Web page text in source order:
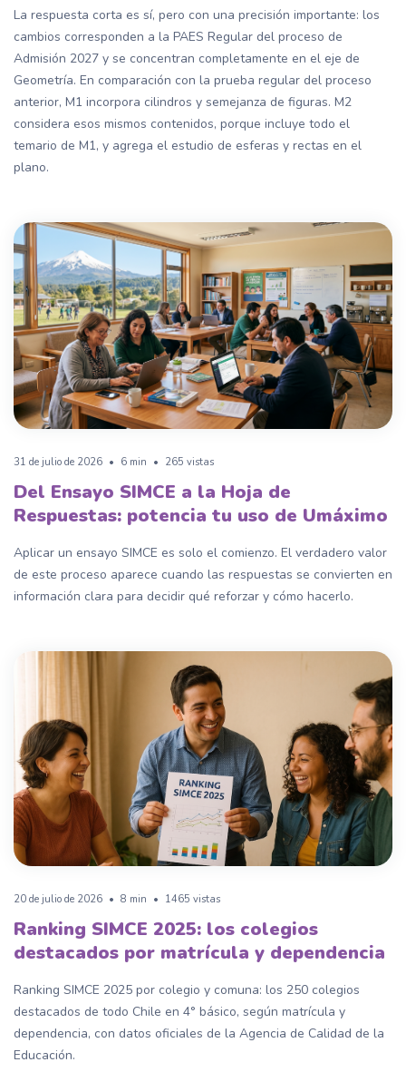
La respuesta corta es sí, pero con una precisión importante: los
cambios corresponden a la PAES Regular del proceso de
Admisión 2027 y se concentran completamente en el eje de
Geometría. En comparación con la prueba regular del proceso
anterior, M1 incorpora cilindros y semejanza de figuras. M2
considera esos mismos contenidos, porque incluye todo el
temario de M1, y agrega el estudio de esferas y rectas en el
plano.
31 de julio de 2026 • 6 min • 265 vistas
Del Ensayo SIMCE a la Hoja de
Respuestas: potencia tu uso de Umáximo
Aplicar un ensayo SIMCE es solo el comienzo. El verdadero valor
de este proceso aparece cuando las respuestas se convierten en
información clara para decidir qué reforzar y cómo hacerlo.
20 de julio de 2026 • 8 min • 1465 vistas
Ranking SIMCE 2025: los colegios
destacados por matrícula y dependencia
Ranking SIMCE 2025 por colegio y comuna: los 250 colegios
destacados de todo Chile en 4° básico, según matrícula y
dependencia, con datos oficiales de la Agencia de Calidad de la
Educación.